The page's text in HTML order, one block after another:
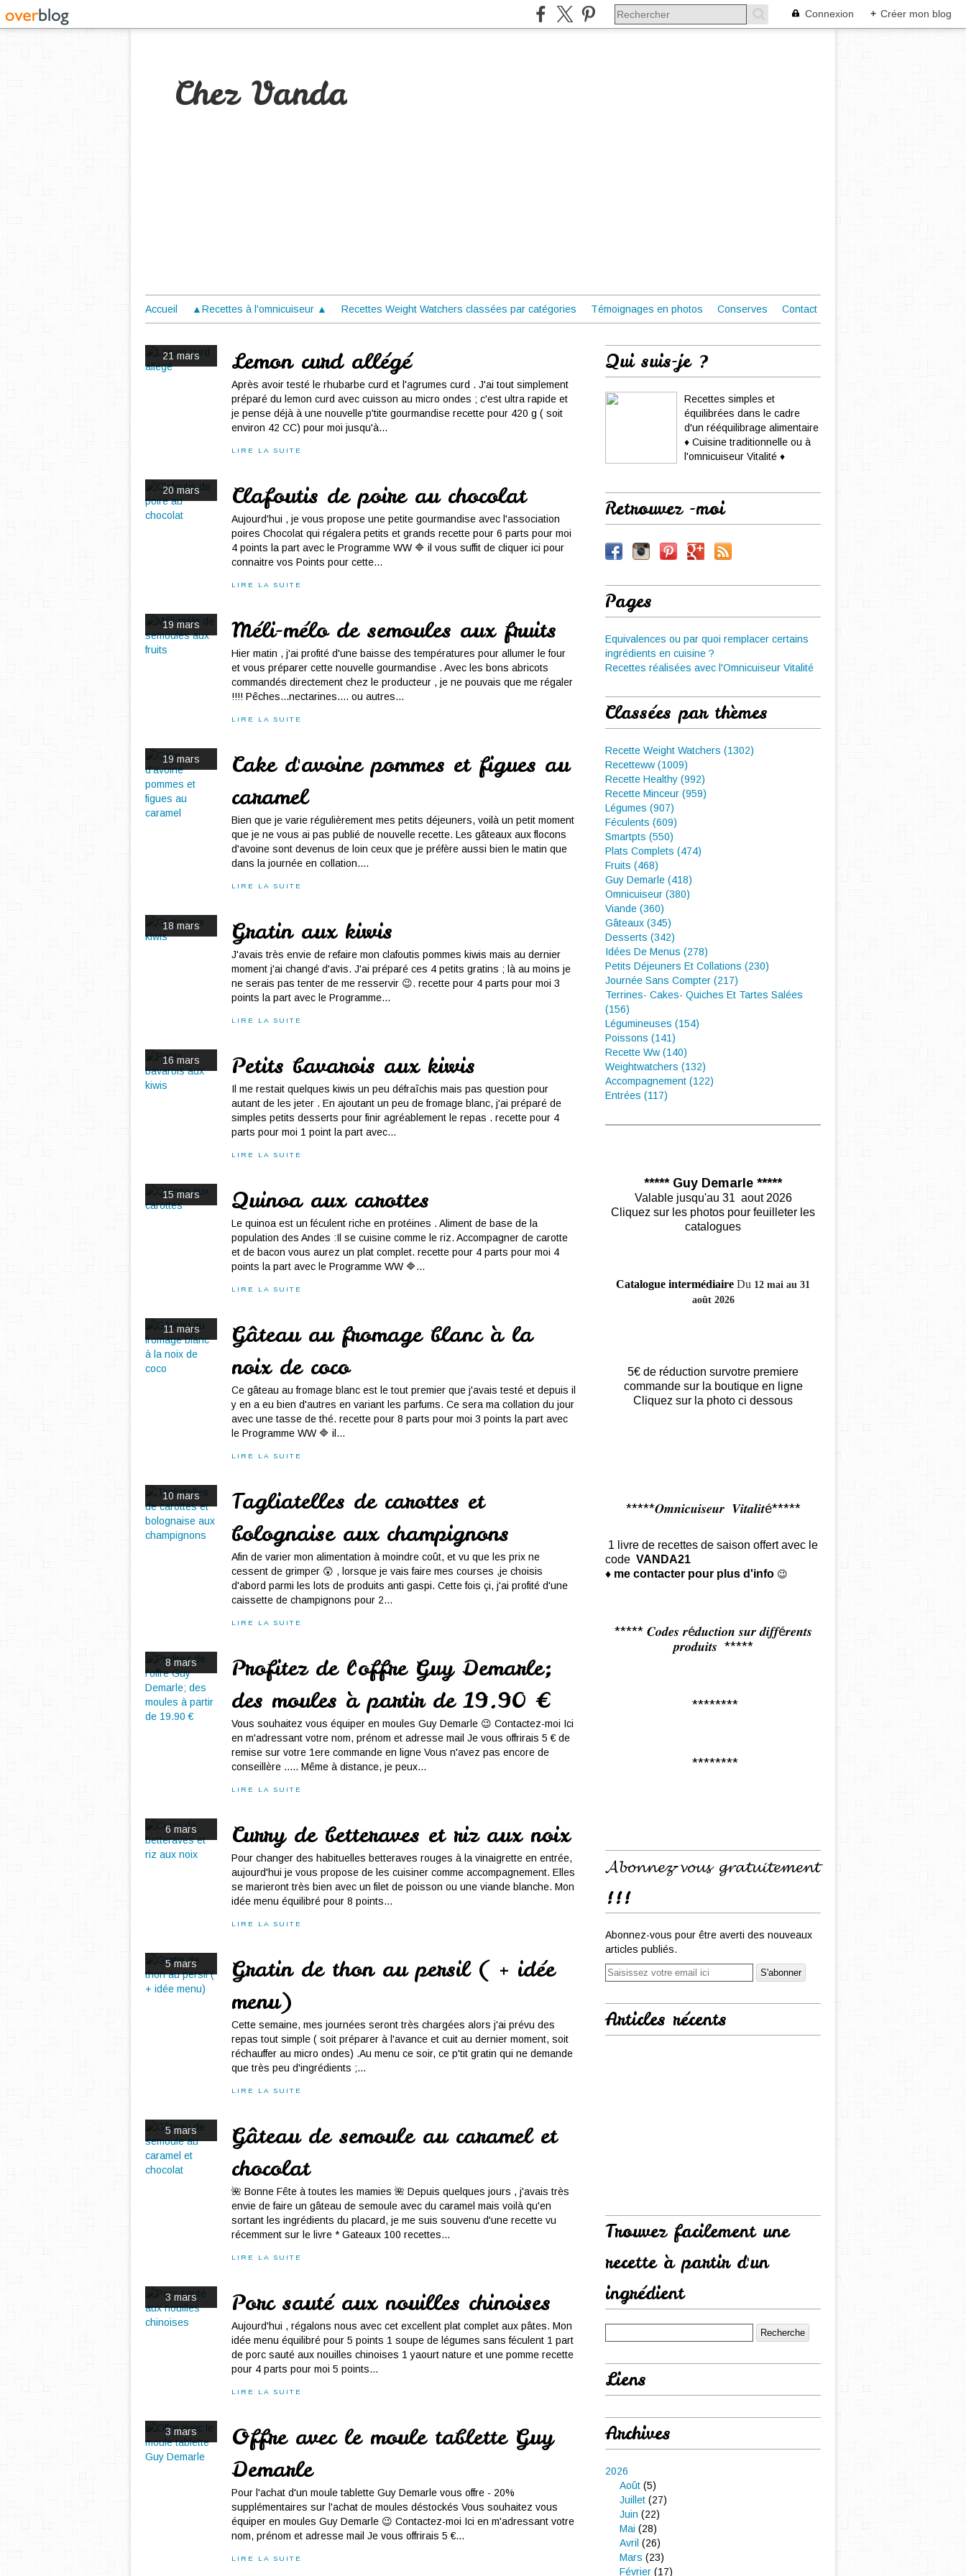
Connexion + Créer mon blog
Chez Vanda
Accueil ▲Recettes à l'omnicuiseur ▲ Recettes Weight Watchers classées par catégories Témoignages en photos Conserves Contact
21 mars Lemon curd allégé
Après avoir testé le rhubarbe curd et l'agrumes curd . J'ai tout simplement
préparé du lemon curd avec cuisson au micro ondes ; c'est ultra rapide et
je pense déjà à une nouvelle p'tite gourmandise recette pour 420 g ( soit
environ 42 CC) pour moi jusqu'à...
LIRE LA SUITE
20 mars Clafoutis de poire au chocolat
Aujourd'hui , je vous propose une petite gourmandise avec l'association
poires Chocolat qui régalera petits et grands recette pour 6 parts pour moi
4 points la part avec le Programme WW 🔷 il vous suffit de cliquer ici pour
connaitre vos Points pour cette...
LIRE LA SUITE
19 mars Méli-mélo de semoules aux fruits
Hier matin , j'ai profité d'une baisse des températures pour allumer le four
et vous préparer cette nouvelle gourmandise . Avec les bons abricots
commandés directement chez le producteur , je ne pouvais que me régaler
!!!! Pêches...nectarines.... ou autres...
LIRE LA SUITE
19 mars
Cake d'avoine pommes et figues au
caramel
Bien que je varie régulièrement mes petits déjeuners, voilà un petit moment
que je ne vous ai pas publié de nouvelle recette. Les gâteaux aux flocons
d'avoine sont devenus de loin ceux que je préfère aussi bien le matin que
dans la journée en collation....
LIRE LA SUITE
18 mars Gratin aux kiwis
J'avais très envie de refaire mon clafoutis pommes kiwis mais au dernier
moment j'ai changé d'avis. J'ai préparé ces 4 petits gratins ; là au moins je
ne serais pas tenter de me resservir 😉. recette pour 4 parts pour moi 3
points la part avec le Programme...
LIRE LA SUITE
16 mars Petits bavarois aux kiwis
Il me restait quelques kiwis un peu défraîchis mais pas question pour
autant de les jeter . En ajoutant un peu de fromage blanc, j'ai préparé de
simples petits desserts pour finir agréablement le repas . recette pour 4
parts pour moi 1 point la part avec...
LIRE LA SUITE
15 mars Quinoa aux carottes
Le quinoa est un féculent riche en protéines . Aliment de base de la
population des Andes :Il se cuisine comme le riz. Accompagner de carotte
et de bacon vous aurez un plat complet. recette pour 4 parts pour moi 4
points la part avec le Programme WW 🔷...
LIRE LA SUITE
11 mars
Gâteau au fromage blanc à la
noix de coco
Ce gâteau au fromage blanc est le tout premier que j'avais testé et depuis il
y en a eu bien d'autres en variant les parfums. Ce sera ma collation du jour
avec une tasse de thé. recette pour 8 parts pour moi 3 points la part avec
le Programme WW 🔷 il...
LIRE LA SUITE
10 mars
Tagliatelles de carottes et
bolognaise aux champignons
Afin de varier mon alimentation à moindre coût, et vu que les prix ne
cessent de grimper 😲 , lorsque je vais faire mes courses ,je choisis
d'abord parmi les lots de produits anti gaspi. Cette fois çi, j'ai profité d'une
caissette de champignons pour 2...
LIRE LA SUITE
8 mars
Profitez de l'offre Guy Demarle;
des moules à partir de 19.90 €
Vous souhaitez vous équiper en moules Guy Demarle 😉 Contactez-moi Ici
en m'adressant votre nom, prénom et adresse mail Je vous offrirais 5 € de
remise sur votre 1ere commande en ligne Vous n'avez pas encore de
conseillère ..... Même à distance, je peux...
LIRE LA SUITE
6 mars Curry de betteraves et riz aux noix
Pour changer des habituelles betteraves rouges à la vinaigrette en entrée,
aujourd'hui je vous propose de les cuisiner comme accompagnement. Elles
se marieront très bien avec un filet de poisson ou une viande blanche. Mon
idée menu équilibré pour 8 points...
LIRE LA SUITE
5 mars
Gratin de thon au persil ( + idée
menu)
Cette semaine, mes journées seront très chargées alors j'ai prévu des
repas tout simple ( soit préparer à l'avance et cuit au dernier moment, soit
réchauffer au micro ondes) .Au menu ce soir, ce p'tit gratin qui ne demande
que très peu d'ingrédients ;...
LIRE LA SUITE
5 mars
Gâteau de semoule au caramel et
chocolat
🌺 Bonne Fête à toutes les mamies 🌺 Depuis quelques jours , j'avais très
envie de faire un gâteau de semoule avec du caramel mais voilà qu'en
sortant les ingrédients du placard, je me suis souvenu d'une recette vu
récemment sur le livre * Gateaux 100 recettes...
LIRE LA SUITE
3 mars Porc sauté aux nouilles chinoises
Aujourd'hui , régalons nous avec cet excellent plat complet aux pâtes. Mon
idée menu équilibré pour 5 points 1 soupe de légumes sans féculent 1 part
de porc sauté aux nouilles chinoises 1 yaourt nature et une pomme recette
pour 4 parts pour moi 5 points...
LIRE LA SUITE
3 mars
Offre avec le moule tablette Guy
Demarle
Pour l'achat d'un moule tablette Guy Demarle vous offre - 20%
supplémentaires sur l'achat de moules déstockés Vous souhaitez vous
équiper en moules Guy Demarle 😉 Contactez-moi Ici en m'adressant votre
nom, prénom et adresse mail Je vous offrirais 5 €...
LIRE LA SUITE
Qui suis-je ?
Recettes simples et
équilibrées dans le cadre
d'un rééquilibrage alimentaire
♦ Cuisine traditionnelle ou à
l'omnicuiseur Vitalité ♦
Retrouvez -moi
Pages
Equivalences ou par quoi remplacer certains
ingrédients en cuisine ?
Recettes réalisées avec l'Omnicuiseur Vitalité
Classées par thèmes
Recette Weight Watchers (1302)
Recetteww (1009)
Recette Healthy (992)
Recette Minceur (959)
Légumes (907)
Féculents (609)
Smartpts (550)
Plats Complets (474)
Fruits (468)
Guy Demarle (418)
Omnicuiseur (380)
Viande (360)
Gâteaux (345)
Desserts (342)
Idées De Menus (278)
Petits Déjeuners Et Collations (230)
Journée Sans Compter (217)
Terrines- Cakes- Quiches Et Tartes Salées
(156)
Légumineuses (154)
Poissons (141)
Recette Ww (140)
Weightwatchers (132)
Accompagnement (122)
Entrées (117)
***** Guy Demarle *****
Valable jusqu'au 31 aout 2026
Cliquez sur les photos pour feuilleter les
catalogues
Catalogue intermédiaire Du 12 mai au 31
août 2026
5€ de réduction survotre premiere
commande sur la boutique en ligne
Cliquez sur la photo ci dessous
*****𝑶𝒎𝒏𝒊𝒄𝒖𝒊𝒔𝒆𝒖𝒓 𝑽𝒊𝒕𝒂𝒍𝒊𝒕é*****
1 livre de recettes de saison offertavec le
code VANDA21
♦ me contacter pour plus d'info 😉
***** 𝑪𝒐𝒅𝒆𝒔 𝒓é𝒅𝒖𝒄𝒕𝒊𝒐𝒏 𝒔𝒖𝒓 𝒅𝒊𝒇𝒇é𝒓𝒆𝒏𝒕𝒔
𝒑𝒓𝒐𝒅𝒖𝒊𝒕𝒔 *****
********
********
𝓐𝓫𝓸𝓷𝓷𝓮𝔃-𝓿𝓸𝓾𝓼 𝓰𝓻𝓪𝓽𝓾𝓲𝓽𝓮𝓶𝓮𝓷𝓽
!!!
Abonnez-vous pour être averti des nouveaux
articles publiés.
Articles récents
Trouvez facilement une
recette à partir d'un
ingrédient
Liens
Archives
2026
Août (5)
Juillet (27)
Juin (22)
Mai (28)
Avril (26)
Mars (23)
Février (17)